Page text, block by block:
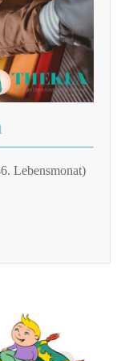
Lebensmonat)